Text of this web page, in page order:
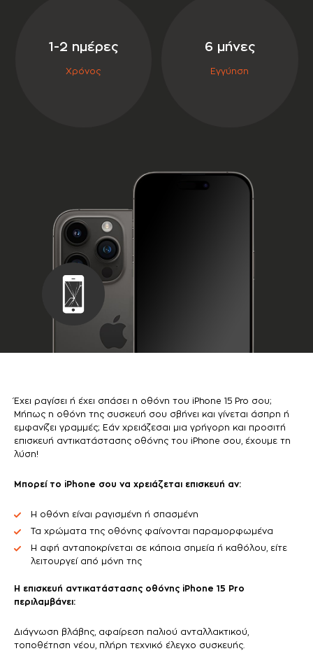
1-2 ημέρες
Χρόνος
6 μήνες
Εγγύηση
Έχει ραγίσει ή έχει σπάσει η οθόνη του iPhone 15 Pro σου;
Μήπως η οθόνη της συσκευή σου σβήνει και γίνεται άσπρη ή
εμφανίζει γραμμές; Εάν χρειάζεσαι μια γρήγορη και προσιτή
επισκευή αντικατάστασης οθόνης του iPhone σου, έχουμε τη
λύση!
Μπορεί το iPhone σου να χρειάζεται επισκευή αν:
Η οθόνη είναι ραγισμένη ή σπασμένη
Τα χρώματα της οθόνης φαίνονται παραμορφωμένα
Η αφή ανταποκρίνεται σε κάποια σημεία ή καθόλου, είτε
λειτουργεί από μόνη της
Η επισκευή αντικατάστασης οθόνης iPhone 15 Pro
περιλαμβάνει:
Διάγνωση βλάβης, αφαίρεση παλιού ανταλλακτικού,
τοποθέτηση νέου, πλήρη τεχνικό έλεγχο συσκευής.